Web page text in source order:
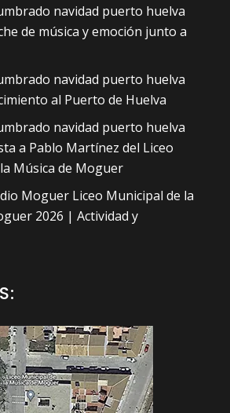
navidad puerto huelva
de música y emoción junto a
navidad puerto huelva
al Puerto de Huelva
navidad puerto huelva
a Pablo Martínez del Liceo
Música de Moguer
Moguer Liceo Municipal de la
2026 | Actividad y